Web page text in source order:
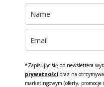
*Zapisując się do newslettera
prywatności oraz na
marketingowym (oferty,